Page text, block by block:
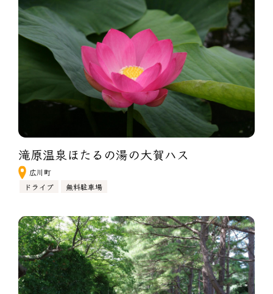
滝原温泉ほたるの湯の大賀ハス
広川町
ドライブ
無料駐車場